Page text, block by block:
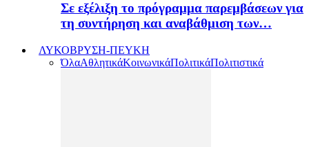
Σε εξέλιξη το πρόγραμμα παρεμβάσεων για
τη συντήρηση και αναβάθμιση των…
ΛΥΚΟΒΡΥΣΗ-ΠΕΥΚΗ
ΌλαΑθλητικάΚοινωνικάΠολιτικάΠολιτιστικά